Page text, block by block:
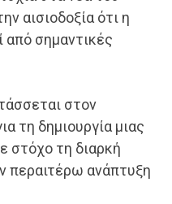
αισιοδοξία ότι η
από σημαντικές
στον
τη δημιουργία μιας
στόχο τη διαρκή
περαιτέρω ανάπτυξη